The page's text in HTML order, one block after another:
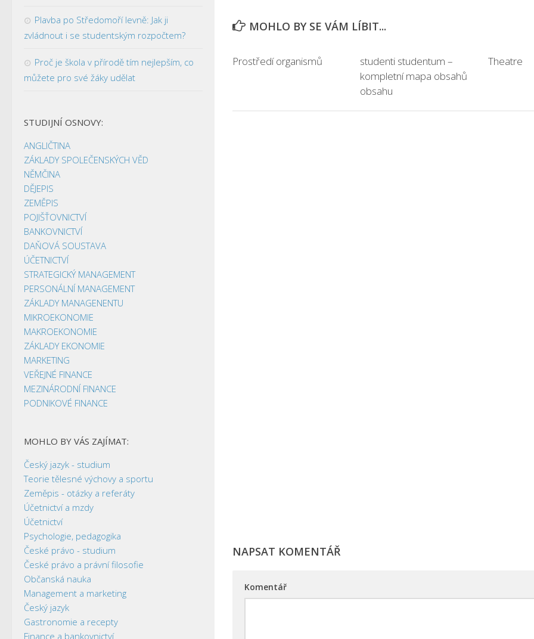
MOHLO BY SE VÁM LÍBIT...
Prostředí organismů
studenti studentum –
kompletní mapa obsahů
obsahu
Theatre
NAPSAT KOMENTÁŘ
Komentář
Plavba po Středomoří levně: Jak ji
zvládnout i se studentským rozpočtem?
Proč je škola v přírodě tím nejlepším, co
můžete pro své žáky udělat
STUDIJNÍ OSNOVY:
ANGLIČTINA
ZÁKLADY SPOLEČENSKÝCH VĚD
NĚMČINA
DĚJEPIS
ZEMĚPIS
POJIŠŤOVNICTVÍ
BANKOVNICTVÍ
DAŇOVÁ SOUSTAVA
ÚČETNICTVÍ
STRATEGICKÝ MANAGEMENT
PERSONÁLNÍ MANAGEMENT
ZÁKLADY MANAGENENTU
MIKROEKONOMIE
MAKROEKONOMIE
ZÁKLADY EKONOMIE
MARKETING
VEŘEJNÉ FINANCE
MEZINÁRODNÍ FINANCE
PODNIKOVÉ FINANCE
MOHLO BY VÁS ZAJÍMAT:
Český jazyk - studium
Teorie tělesné výchovy a sportu
Zeměpis - otázky a referáty
Účetnictví a mzdy
Účetnictví
Psychologie, pedagogika
České právo - studium
České právo a právní filosofie
Občanská nauka
Management a marketing
Český jazyk
Gastronomie a recepty
Finance a bankovnictví